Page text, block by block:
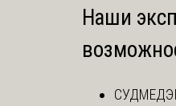
Наши